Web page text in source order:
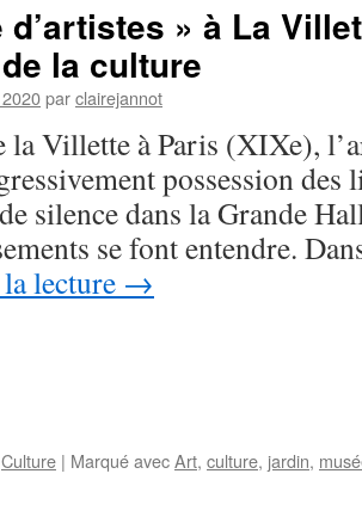
d’artistes » à La
la culture
parclairejannot
la Villette à Paris (XIXe),
possession
silence dans la Grande
se font entendre.
lecture →
Culture | Marqué avecArt, culture, jardin,